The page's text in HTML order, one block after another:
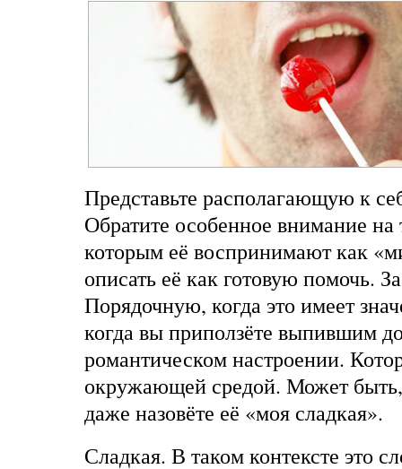
Представьте располагающую к
Обратите особенное внимание на
которым её воспринимают как
описать её как готовую помочь.
Порядочную, когда это имеет
когда вы приползёте выпившим
романтическом настроении.
окружающей средой. Может
даже назовёте её «моя сладкая».
Сладкая. В таком контексте это